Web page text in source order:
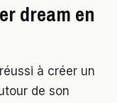
dream en
à créer un
de son